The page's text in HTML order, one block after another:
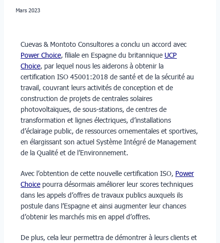
mars 2023
Cuevas & Montoto Consultores a conclu un accord avec
Power Choice, filiale en Espagne du britannique UCP
Choice, par lequel nous les aiderons à obtenir la
certification ISO 45001:2018 de santé et de la sécurité au
travail, couvrant leurs activités de conception et de
construction de projets de centrales solaires
photovoltaïques, de sous-stations, de centres de
transformation et lignes électriques, d’installations
d’éclairage public, de ressources ornementales et sportives,
en élargissant son actuel Système Intégré de Management
de la Qualité et de l’Environnement.
Avec l’obtention de cette nouvelle certification ISO, Power
Choice pourra désormais améliorer leur scores techniques
dans les appels d’offres de travaux publics auxquels ils
postule dans l’Espagne et ainsi augmenter leur chances
d’obtenir les marchés mis en appel d’offres.
De plus, cela leur permettra de démontrer à leurs clients et